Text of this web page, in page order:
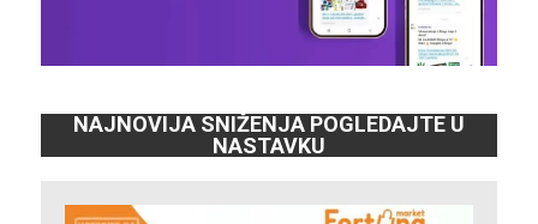
NAJNOVIJA SNIŽENJA POGLEDAJTE U
NASTAVKU